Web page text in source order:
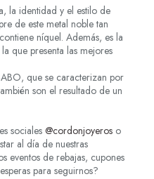
la identidad y el estilo de
de este metal noble tan
níquel. Además, es la
que presenta las mejores
que se caracterizan por
son el resultado de un
sociales @cordonjoyeros o
al día de nuestras
eventos de rebajas, cupones
para seguirnos?